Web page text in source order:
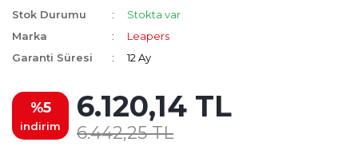
Stok Durumu
Stokta var
Marka
Leapers
Garanti Süresi
12 Ay
%5
indirim
6.120,14 TL
6.442,25 TL